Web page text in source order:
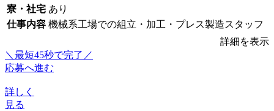
寮・社宅 あり
仕事内容 機械系工場での組立・加工・プレス製造スタッフ
詳細を表示
＼最短45秒で完了／
応募へ進む
詳しく
見る